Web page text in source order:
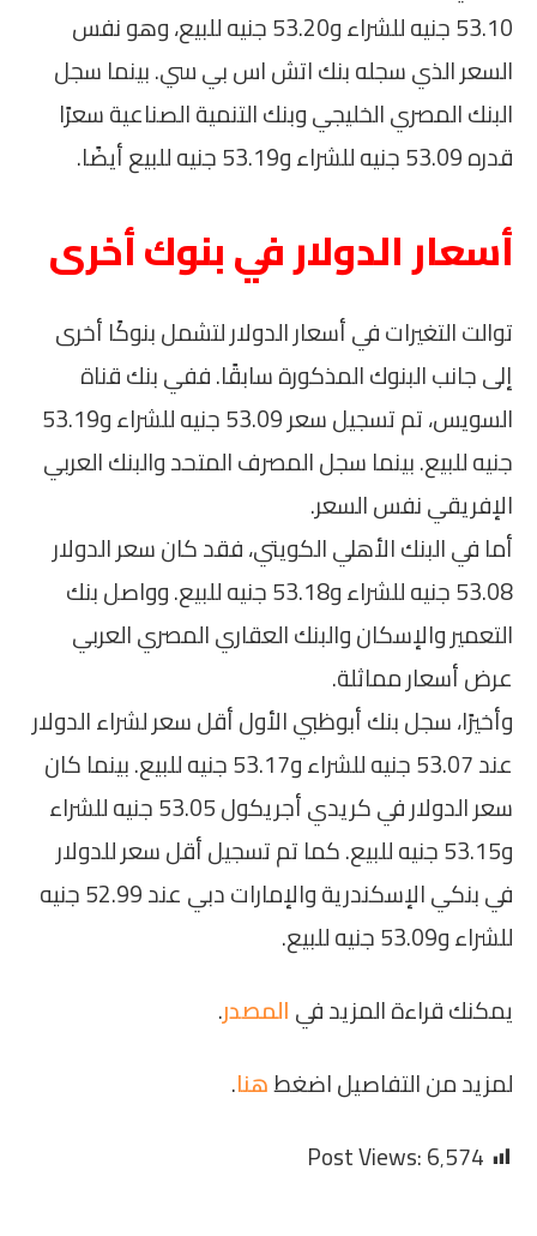
53.10 جنيه للشراء و53.20 جنيه للبيع، وهو نفس
السعر الذي سجله بنك اتش اس بي سي. بينما سجل
البنك المصري الخليجي وبنك التنمية الصناعية سعرًا
قدره 53.09 جنيه للشراء و53.19 جنيه للبيع أيضًا.
أسعار الدولار في بنوك أخرى
توالت التغيرات في أسعار الدولار لتشمل بنوكًا أخرى
إلى جانب البنوك المذكورة سابقًا. ففي بنك قناة
السويس، تم تسجيل سعر 53.09 جنيه للشراء و53.19
جنيه للبيع. بينما سجل المصرف المتحد والبنك العربي
الإفريقي نفس السعر.
أما في البنك الأهلي الكويتي، فقد كان سعر الدولار
53.08 جنيه للشراء و53.18 جنيه للبيع. وواصل بنك
التعمير والإسكان والبنك العقاري المصري العربي
عرض أسعار مماثلة.
وأخيرًا، سجل بنك أبوظبي الأول أقل سعر لشراء الدولار
عند 53.07 جنيه للشراء و53.17 جنيه للبيع. بينما كان
سعر الدولار في كريدي أجريكول 53.05 جنيه للشراء
و53.15 جنيه للبيع. كما تم تسجيل أقل سعر للدولار
في بنكي الإسكندرية والإمارات دبي عند 52.99 جنيه
للشراء و53.09 جنيه للبيع.
يمكنك قراءة المزيد فيالمصدر.
لمزيد من التفاصيل اضغطهنا.
Post Views:6٬574